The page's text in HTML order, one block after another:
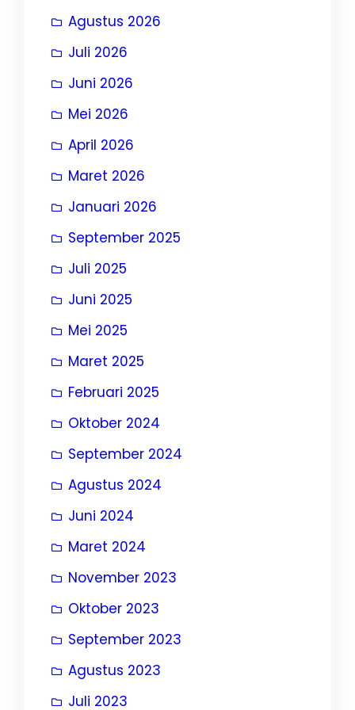
Agustus 2026
Juli 2026
Juni 2026
Mei 2026
April 2026
Maret 2026
Januari 2026
September 2025
Juli 2025
Juni 2025
Mei 2025
Maret 2025
Februari 2025
Oktober 2024
September 2024
Agustus 2024
Juni 2024
Maret 2024
November 2023
Oktober 2023
September 2023
Agustus 2023
Juli 2023